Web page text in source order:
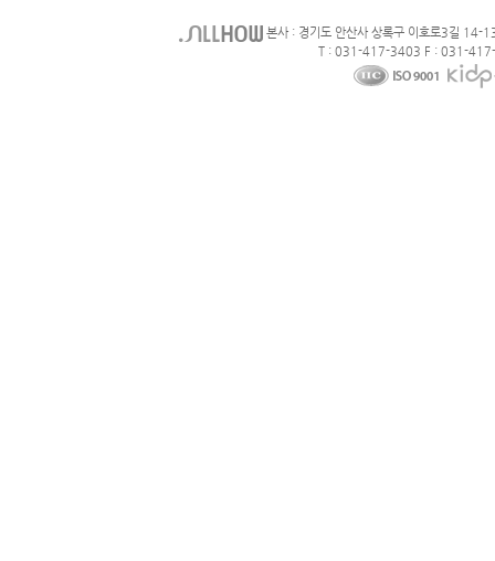
본사 : 경기도 안산사 상록구 이호로3길 14-
T : 031-417-3403 F : 031-